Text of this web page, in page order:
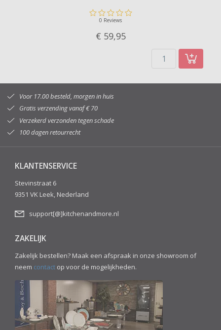
0 Reviews
€ 59,95
Voor 17.00 besteld, morgen in huis
Gratis verzending vanaf € 70
Verzekerd verzonden tegen schade
100 dagen retourrecht
KLANTENSERVICE
Stevinstraat 6
9351 VK Leek, Nederland
support[@]kitchenandmore.nl
ZAKELIJK
Zakelijk bestellen? Maak een afspraak in onze showroom of
neem contact op voor de mogelijkheden.